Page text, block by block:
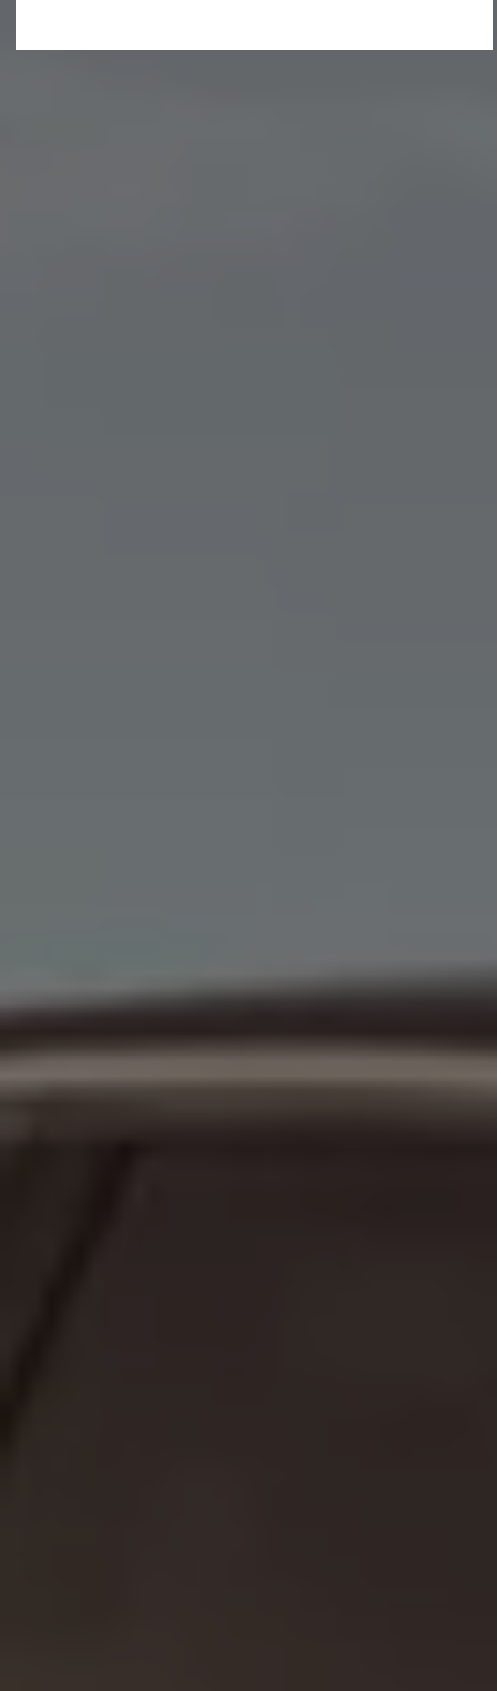
Entertainment und Elektronik